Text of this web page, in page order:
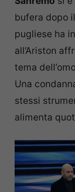
bufera dopo
pugliese ha
all’Ariston
tema
Una
stessi
alimenta